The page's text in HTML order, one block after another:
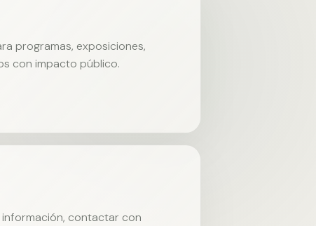
programas, exposiciones,
con impacto público.
contactar con